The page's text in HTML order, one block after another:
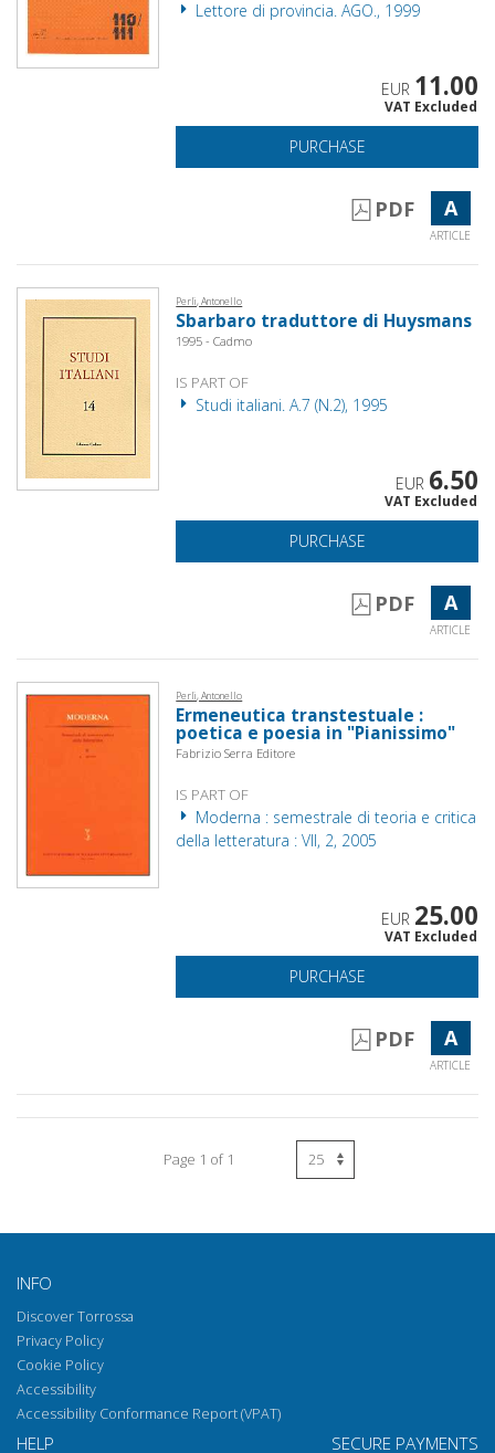
Lettore di provincia. AGO., 1999
EUR 11.00
VAT Excluded
PURCHASE
PDF A
ARTICLE
Perli, Antonello
Sbarbaro traduttore di Huysmans
1995 - Cadmo
IS PART OF
Studi italiani. A.7 (N.2), 1995
EUR 6.50
VAT Excluded
PURCHASE
PDF A
ARTICLE
Perli, Antonello
Ermeneutica transtestuale :
poetica e poesia in "Pianissimo"
Fabrizio Serra Editore
IS PART OF
Moderna : semestrale di teoria e critica
della letteratura : VII, 2, 2005
EUR 25.00
VAT Excluded
PURCHASE
PDF A
ARTICLE
Page 1 of 1
INFO
Discover Torrossa
Privacy Policy
Cookie Policy
Accessibility
Accessibility Conformance Report (VPAT)
HELP SECURE PAYMENTS